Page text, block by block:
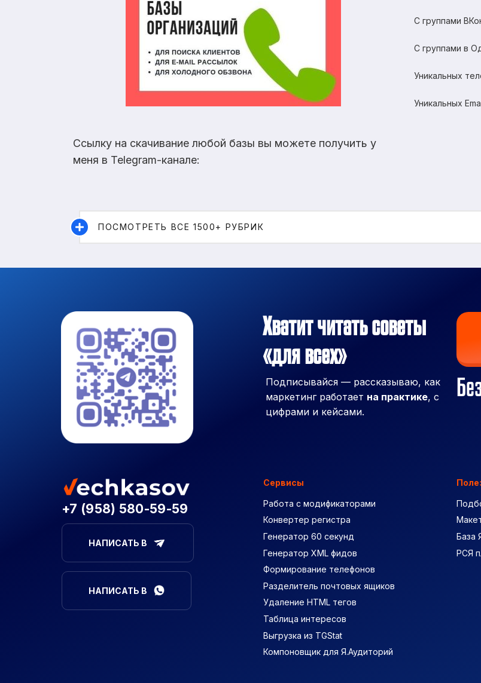
С группами
С группами в
Уникальных
Уникальных
Ссылку на скачивание любой базы вы можете получить у
меня в Telegram-канале:
ПОСМОТРЕТЬ ВСЕ 1500+ РУБРИК
Хватит читать советы
«для всех»
Подписывайся — рассказываю, как
маркетинг работает на практике, с
цифрами и кейсами.
+7 (958) 580-59-59
НАПИСАТЬ В
НАПИСАТЬ В
Сервисы
Работа с модификаторами
Конвертер регистра
Генератор 60 секунд
Генератор XML фидов
Формирование телефонов
Разделитель почтовых ящиков
Удаление HTML тегов
Таблица интересов
Выгрузка из TGStat
Компоновщик для Я.Аудиторий
База
РСЯ